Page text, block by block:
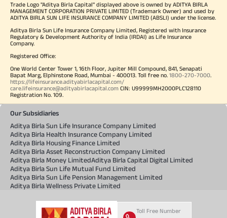
Trade Logo "Aditya Birla Capital" displayed above is owned by ADITYA BIRLA
MANAGEMENT CORPORATION PRIVATE LIMITED (Trademark Owner) and used by
ADITYA BIRLA SUN LIFE INSURANCE COMPANY LIMITED (ABSLI) under the license.
Aditya Birla Sun Life Insurance Company Limited, Registered with Insurance
Regulatory & Development Authority of India (IRDAI) as Life Insurance
Company.
Registered Office:
One World Center Tower 1, 16th Floor, Jupiter Mill Compound, 841, Senapati
Bapat Marg, Elphinstone Road, Mumbai - 400013. Toll free no. 1800-270-7000.
https://lifeinsurance.adityabirlacapital.com/
care.lifeinsurance@adityabirlacapital.com CIN: U99999MH2000PLC128110
Registration No. 109.
Our Subsidiaries
Aditya Birla Sun Life Insurance Company Limited
Aditya Birla Health Insurance Company Limited
Aditya Birla Housing Finance Limited
Aditya Birla Asset Reconstruction Company Limited
Aditya Birla Money LimitedAditya Birla Capital Digital Limited
Aditya Birla Sun Life Mutual Fund Limited
Aditya Birla Sun Life Pension Management Limited
Aditya Birla Wellness Private Limited
Toll Free Number